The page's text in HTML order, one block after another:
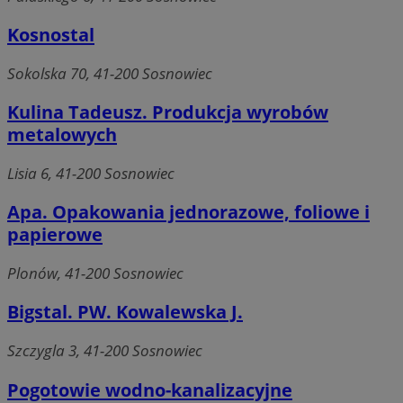
Kosnostal
Sokolska 70, 41-200 Sosnowiec
Kulina Tadeusz. Produkcja wyrobów
metalowych
Lisia 6, 41-200 Sosnowiec
Apa. Opakowania jednorazowe, foliowe i
papierowe
Plonów, 41-200 Sosnowiec
Bigstal. PW. Kowalewska J.
Szczygla 3, 41-200 Sosnowiec
Pogotowie wodno-kanalizacyjne
Niezbędne Wydajność
strony internetowej, takich jak logowanie użytkownika i zarządzanie
ze strony internetowej.
Nazwa
SessID
QeSessID